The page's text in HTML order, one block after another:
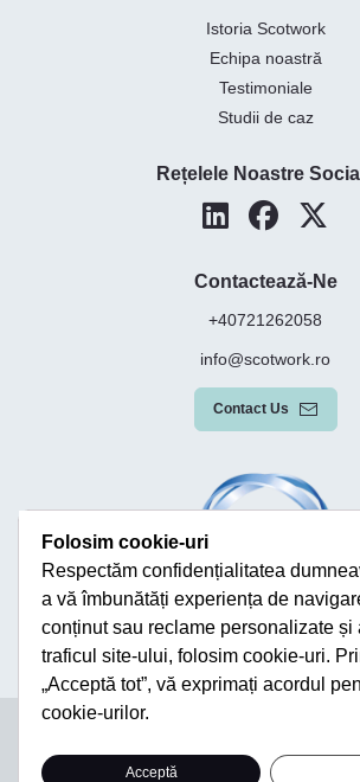
Istoria Scotwork
Echipa noastră
Testimoniale
Studii de caz
Rețelele Noastre
Contactează-Ne
+40721262058
info@scotwork.ro
Contact Us
Sitemap
Folosim cookie-uri
Respectăm confidențialitatea
a vă îmbunătăți experiența de
conținut sau reclame personalizate și
traficul site-ului, folosim cookie-uri.
„Acceptă tot”, vă exprimați acordul
cookie-urilor.
Acceptă